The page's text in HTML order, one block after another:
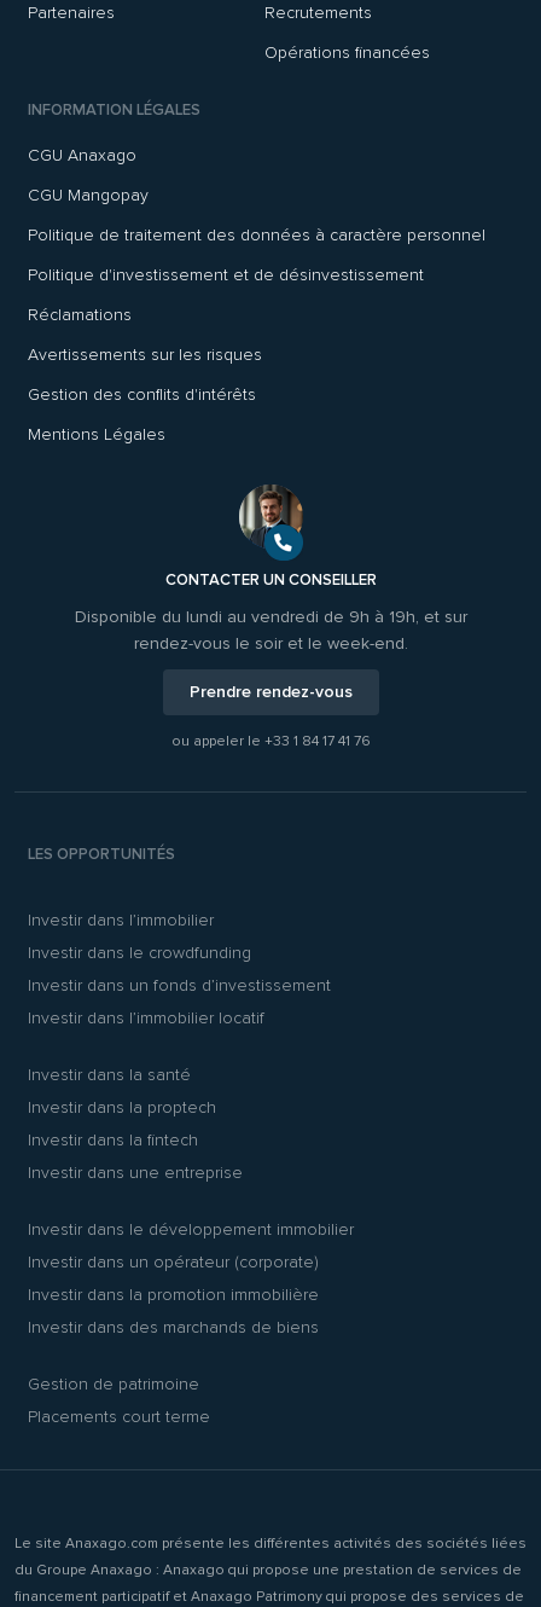
Partenaires
Recrutements
Opérations financées
INFORMATION LÉGALES
CGU Anaxago
CGU Mangopay
Politique de traitement des données à caractère personnel
Politique d'investissement et de désinvestissement
Réclamations
Avertissements sur les risques
Gestion des conflits d'intérêts
Mentions Légales
CONTACTER UN CONSEILLER
Disponible du lundi au vendredi de 9h à 19h, et sur
rendez-vous le soir et le week-end.
Prendre rendez-vous
ou appeler le +33 1 84 17 41 76
LES OPPORTUNITÉS
Investir dans l’immobilier
Investir dans le crowdfunding
Investir dans un fonds d’investissement
Investir dans l’immobilier locatif
Investir dans la santé
Investir dans la proptech
Investir dans la fintech
Investir dans une entreprise
Investir dans le développement immobilier
Investir dans un opérateur (corporate)
Investir dans la promotion immobilière
Investir dans des marchands de biens
Gestion de patrimoine
Placements court terme
Le site Anaxago.com présente les différentes activités des sociétés liées
du Groupe Anaxago : Anaxago qui propose une prestation de services de
financement participatif et Anaxago Patrimony qui propose des services de